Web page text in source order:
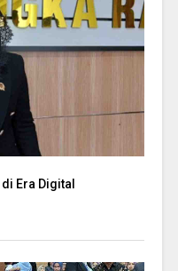
Era Digital